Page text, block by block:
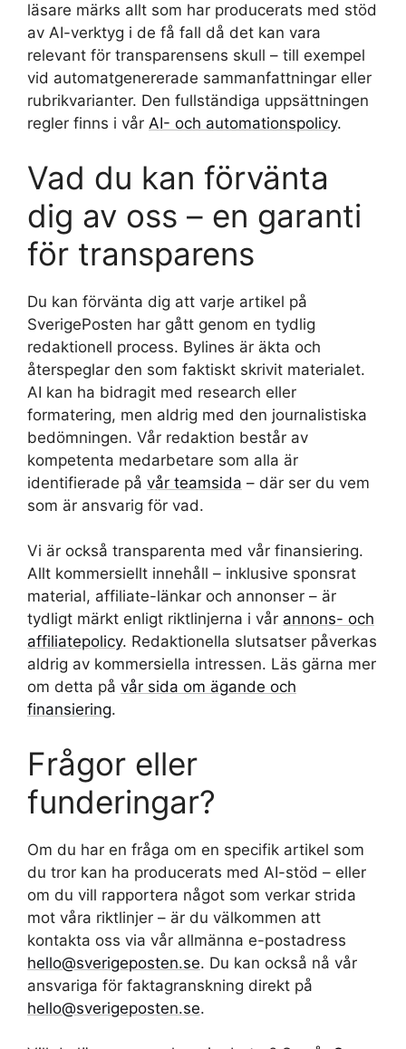
läsare märks allt som har producerats med stöd
av AI-verktyg i de få fall då det kan vara
relevant för transparensens skull – till exempel
vid automatgenererade sammanfattningar eller
rubrikvarianter. Den fullständiga uppsättningen
regler finns i vår AI- och automationspolicy.
Vad du kan förvänta
dig av oss – en garanti
för transparens
Du kan förvänta dig att varje artikel på
SverigePosten har gått genom en tydlig
redaktionell process. Bylines är äkta och
återspeglar den som faktiskt skrivit materialet.
AI kan ha bidragit med research eller
formatering, men aldrig med den journalistiska
bedömningen. Vår redaktion består av
kompetenta medarbetare som alla är
identifierade på vår teamsida – där ser du vem
som är ansvarig för vad.
Vi är också transparenta med vår finansiering.
Allt kommersiellt innehåll – inklusive sponsrat
material, affiliate-länkar och annonser – är
tydligt märkt enligt riktlinjerna i vår annons- och
affiliatepolicy. Redaktionella slutsatser påverkas
aldrig av kommersiella intressen. Läs gärna mer
om detta på vår sida om ägande och
finansiering.
Frågor eller
funderingar?
Om du har en fråga om en specifik artikel som
du tror kan ha producerats med AI-stöd – eller
om du vill rapportera något som verkar strida
mot våra riktlinjer – är du välkommen att
kontakta oss via vår allmänna e-postadress
hello@sverigeposten.se. Du kan också nå vår
ansvariga för faktagranskning direkt på
hello@sverigeposten.se.